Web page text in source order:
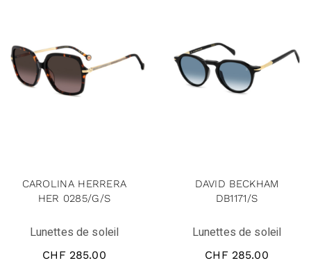
CAROLINA HERRERA
HER 0285/G/S
Lunettes de soleil
CHF 285.00
DAVID BECKHAM
DB1171/S
Lunettes de soleil
CHF 285.00